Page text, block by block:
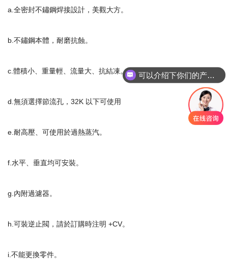
a.全密封不鏽鋼焊接設計，美觀大方。
b.不鏽鋼本體，耐磨抗蝕。
c.體積小、重量輕、流量大、抗結凍。
d.無須選擇節流孔，32K 以下可使用
e.耐高壓、可使用於過熱蒸汽。
f.水平、垂直均可安裝。
g.內附過濾器。
h.可裝逆止閥，請於訂購時注明 +CV。
i.不能更換零件。
可以介绍下你们的产品么